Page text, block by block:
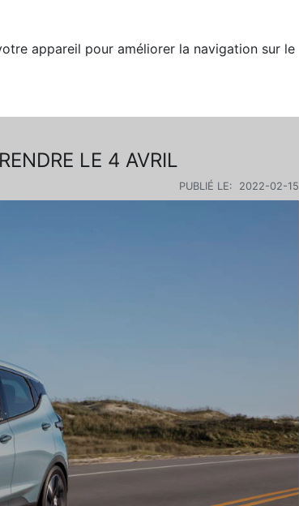
appareil pour améliorer la navigation sur le
LE 4 AVRIL
PUBLIÉ LE: 2022-02-15